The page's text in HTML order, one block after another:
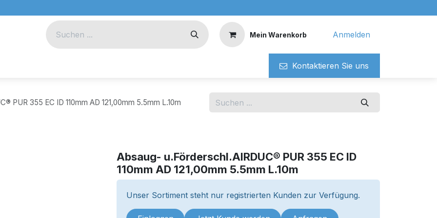
Mein Warenkorb Anmelden
Kontaktieren ​​Si​​e uns
PUR 355 EC ID 110mm AD 121,00mm 5.5mm L.10m
Absaug- u.Förderschl.AIRDUC® PUR 355 EC ID
110mm AD 121,00mm 5.5mm L.10m
Unser Sortiment steht nur registrierten Kunden zur Verfügung.